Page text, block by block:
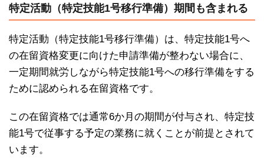
特定活動（特定技能1号移行準備）期間も含まれる
特定活動（特定技能1号移行準備）は、特定技能1号へ
の在留資格変更に向けた申請準備が整わない場合に、
一定期間就労しながら特定技能1号への移行準備をする
ために認められる在留資格です。
この在留資格では通常6か月の期間が付与され、特定技
能1号で従事する予定の業務に就くことが前提とされて
います。